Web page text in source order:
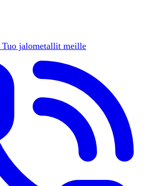
Tuo jalometallit meille